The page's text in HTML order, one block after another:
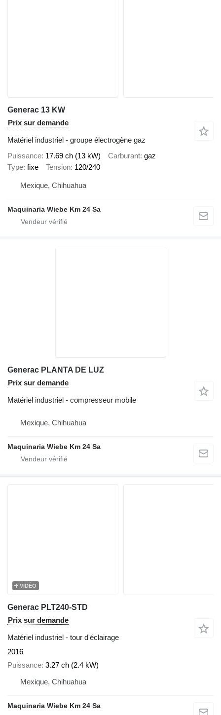
Generac 13 KW
Prix sur demande
Matériel industriel - groupe électrogène gaz
Puissance 17.69 ch (13 kW) Carburant gaz
Type fixe Tension 120/240
Mexique, Chihuahua
Maquinaria Wiebe Km 24 Sa
Generac PLANTA DE LUZ
Prix sur demande
Matériel industriel - compresseur mobile
Mexique, Chihuahua
Maquinaria Wiebe Km 24 Sa
VIDÉO
Generac PLT240-STD
Prix sur demande
Matériel industriel - tour d'éclairage
2016
Puissance 3.27 ch (2.4 kW)
Mexique, Chihuahua
Maquinaria Wiebe Km 24 Sa